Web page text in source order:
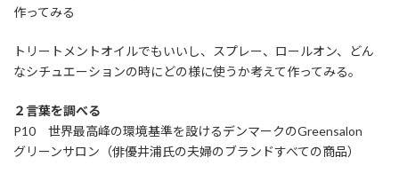
作ってみる
トリートメントオイルでもいいし、スプレー、ロールオン、どん
なシチュエーションの時にどの様に使うか考えて作ってみる。
２言葉を調べる
P10 世界最高峰の環境基準を設けるデンマークのGreensalon
グリーンサロン（俳優井浦氏の夫婦のブランドすべての商品）